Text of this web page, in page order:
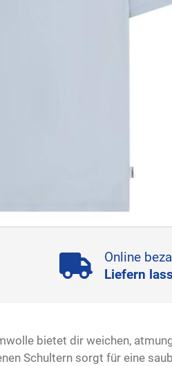
Online
Liefern
bietet dir weichen,
Schultern sorgt für eine